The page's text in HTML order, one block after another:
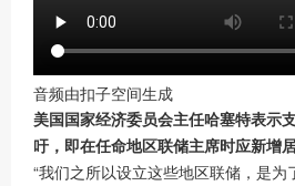
音频由扣子空间生成
美国国家经济委员会主任哈塞特表示
吁，即在任命地区联储主席时应新增居
“我们之所以设立这些地区联储，是